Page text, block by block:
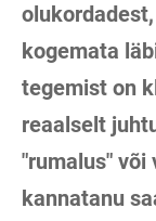
kogemata
tegemist on
reaalselt
"rumalus" või
kannatanu